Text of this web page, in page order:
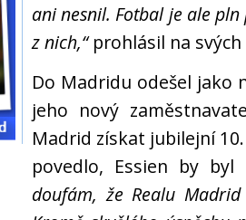
ani nesnil. Fotbal je ale
z nich,“prohlásil na
Do Madridu odešel jako
jeho nový
Madrid získat jubilejní
povedlo, Essien by
doufám, že Realu